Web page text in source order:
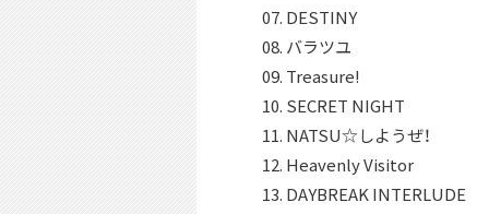
07. DESTINY
08. バラツユ
09. Treasure!
10. SECRET NIGHT
11. NATSU☆しようぜ！
12. Heavenly Visitor
13. DAYBREAK INTERLUDE